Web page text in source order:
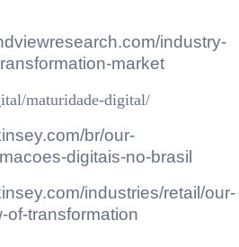
industry-
market
maturidade-digital/
br/our-
digitais-no-brasil
industries/retail/our-
of-transformation